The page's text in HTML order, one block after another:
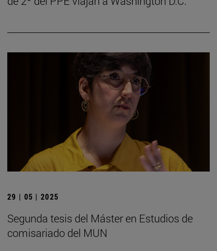
29 | 05 | 2025
Segunda tesis del Máster en Estudios de
comisariado del MUN